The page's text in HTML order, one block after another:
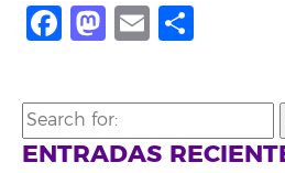
Facebook
Mastodon
Email
Search
for:
ENTRADAS